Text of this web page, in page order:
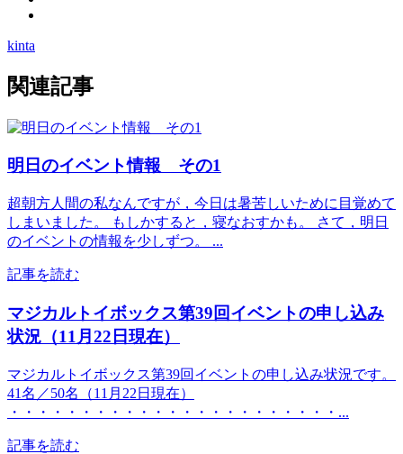
kinta
関連記事
明日のイベント情報 その1
超朝方人間の私なんですが，今日は暑苦しいために目覚めて
しまいました。 もしかすると，寝なおすかも。 さて，明日
のイベントの情報を少しずつ。 ...
記事を読む
マジカルトイボックス第39回イベントの申し込み
状況（11月22日現在）
マジカルトイボックス第39回イベントの申し込み状況です。
41名／50名（11月22日現在）
・・・・・・・・・・・・・・・・・・・・・・・...
記事を読む